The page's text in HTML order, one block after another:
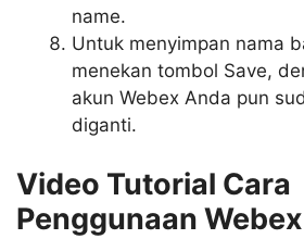
name.
Untuk menyimpan nama
menekan tombol Save,
akun Webex Anda pun
diganti.
Video Tutorial Cara
Penggunaan